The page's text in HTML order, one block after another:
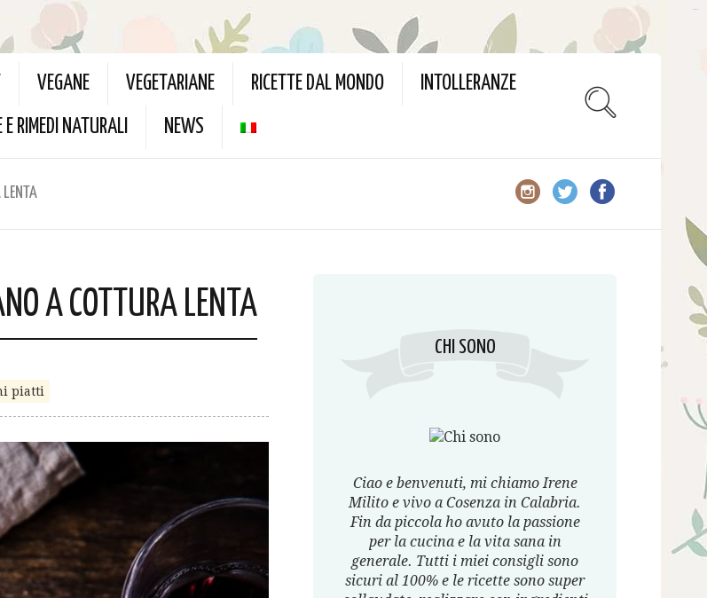
VEGANE VEGETARIANE RICETTE DAL MONDO INTOLLERANZE
E RIMEDI NATURALI NEWS
LENTA
A COTTURA LENTA
piatti
CHI SONO
Ciao e benvenuti, mi chiamo Irene
Milito e vivo a Cosenza in Calabria.
Fin da piccola ho avuto la passione
per la cucina e la vita sana in
generale. Tutti i miei consigli sono
sicuri al 100% e le ricette sono super